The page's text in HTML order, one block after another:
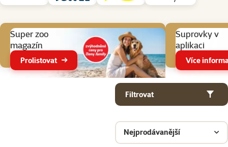
Super zoo
magazín
Prolistovat
Suprovky v
aplikaci
Více
Filtrovat
Nejprodávanější
Produkty v kategorii Akvarijní čerpadla